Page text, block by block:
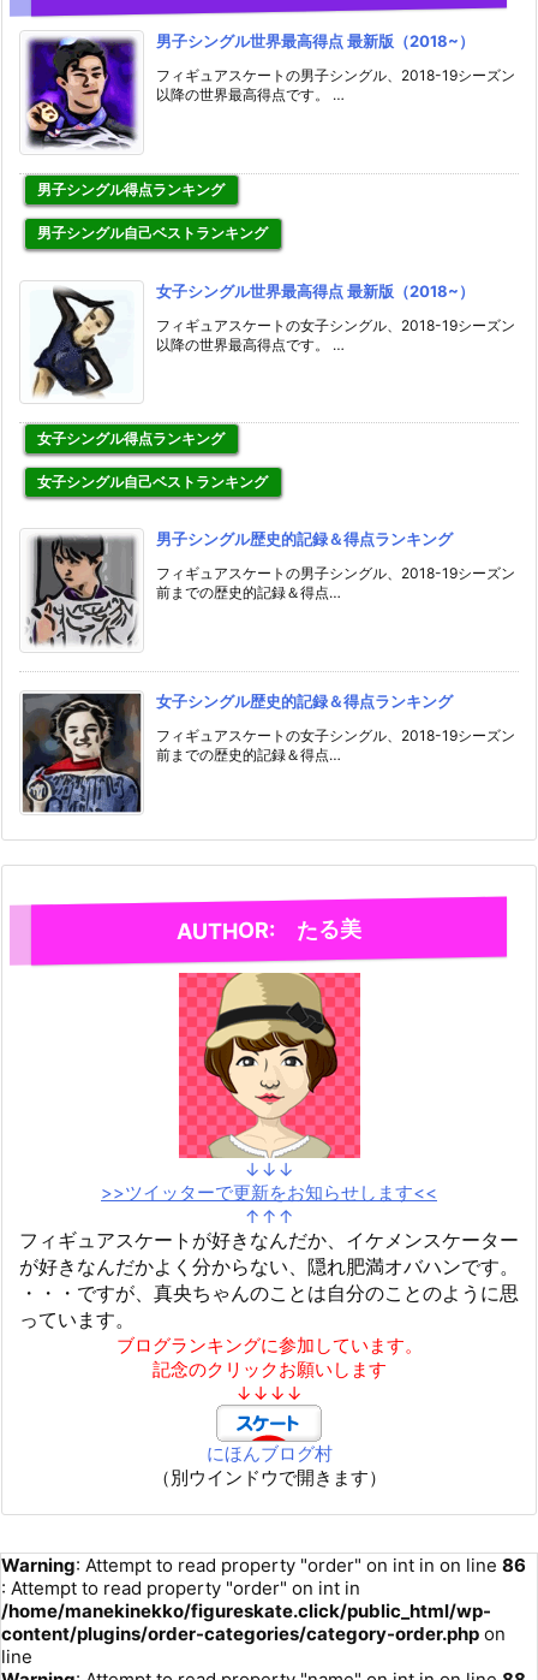
男子シングル世界最高得点 最新版（2018~）
フィギュアスケートの男子シングル、2018-19シーズン
以降の世界最高得点です。 …
男子シングル得点ランキング
男子シングル自己ベストランキング
女子シングル世界最高得点 最新版（2018~）
フィギュアスケートの女子シングル、2018-19シーズン
以降の世界最高得点です。 …
女子シングル得点ランキング
女子シングル自己ベストランキング
男子シングル歴史的記録＆得点ランキング
フィギュアスケートの男子シングル、2018-19シーズン
前までの歴史的記録＆得点…
女子シングル歴史的記録＆得点ランキング
フィギュアスケートの女子シングル、2018-19シーズン
前までの歴史的記録＆得点…
AUTHOR: たる美
↓↓↓
>>ツイッターで更新をお知らせします<<
↑↑↑
フィギュアスケートが好きなんだか、イケメンスケーター
が好きなんだかよく分からない、隠れ肥満オバハンです。
・・・ですが、真央ちゃんのことは自分のことのように思
っています。
ブログランキングに参加しています。
記念のクリックお願いします
↓↓↓↓
にほんブログ村
（別ウインドウで開きます）
Warning: Attempt to read property "order" on int in on line 86
: Attempt to read property "order" on int in
/home/manekinekko/figureskate.click/public_html/wp-
content/plugins/order-categories/category-order.php on
line